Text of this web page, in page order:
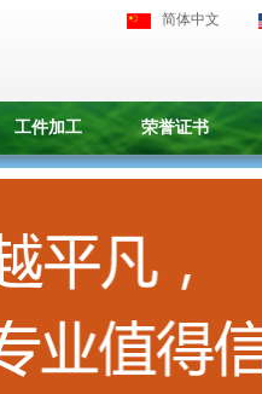
简体中文
工件加工 荣誉证书